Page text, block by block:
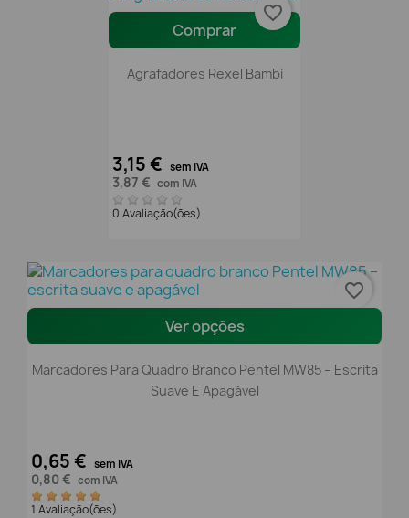
Comprar
Agrafadores Rexel Bambi
3,15 € sem IVA
3,87 € com IVA
0 Avaliação(ões)
favorite_border
Ver opções
Marcadores Para Quadro Branco Pentel MW85 – Escrita
Suave E Apagável
0,65 € sem IVA
0,80 € com IVA
1 Avaliação(ões)
favorite_border